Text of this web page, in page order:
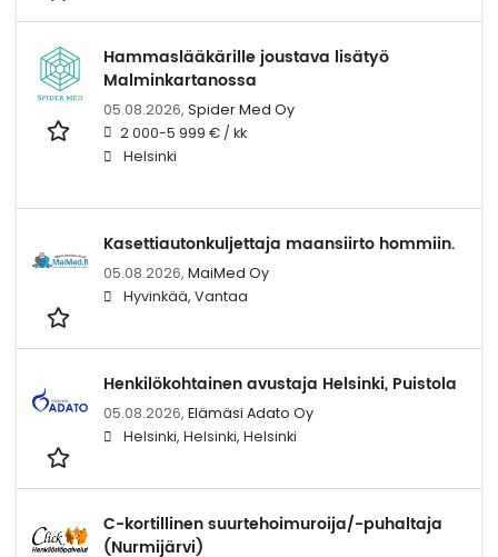
Hammaslääkärille joustava lisätyö
Malminkartanossa
05.08.2026, Spider Med Oy
2 000-5 999 € / kk
Helsinki
Kasettiautonkuljettaja maansiirto hommiin.
05.08.2026, MaiMed Oy
Hyvinkää, Vantaa
Henkilökohtainen avustaja Helsinki, Puistola
05.08.2026, Elämäsi Adato Oy
Helsinki, Helsinki, Helsinki
C-kortillinen suurtehoimuroija/-puhaltaja
(Nurmijärvi)